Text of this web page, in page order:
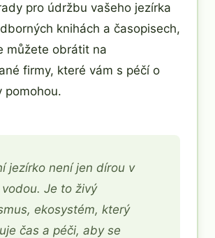
pro údržbu vašeho jezírka
knihách a časopisech,
můžete obrátit na
firmy, které vám s péčí o
pomohou.
jezírko není jen dírou v
Je to živý
ekosystém, který
čas a péči, aby se